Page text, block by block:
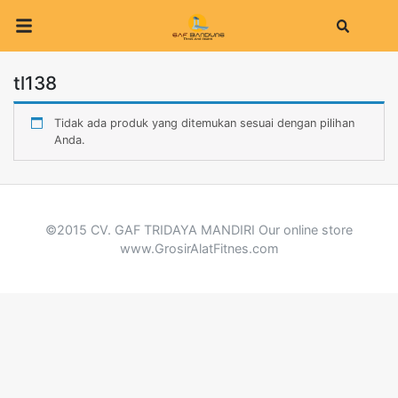
tl138
Tidak ada produk yang ditemukan sesuai dengan pilihan
Anda.
©2015 CV. GAF TRIDAYA MANDIRI Our online store
www.GrosirAlatFitnes.com